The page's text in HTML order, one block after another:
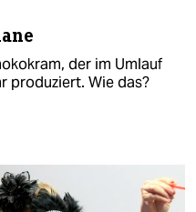
der im Umlauf
produziert. Wie das?